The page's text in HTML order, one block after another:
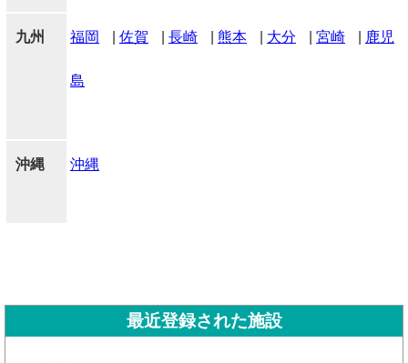
九州 福岡 佐賀 長崎 熊本 大分 宮崎 鹿児
島
沖縄 沖縄
最近登録された施設